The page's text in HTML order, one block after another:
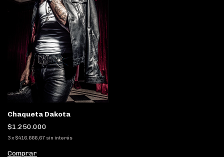
Chaqueta Dakota
$1.250.000
3x $416.666,67 sin interés
Comprar